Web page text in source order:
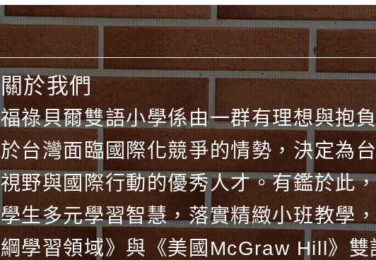
關於我們
福祿貝爾雙語小學係由一群有理想與抱
於台灣面臨國際化競爭的情勢，決定為
視野與國際行動的優秀人才。有鑑於此
學生多元學習智慧，落實精緻小班教學
綱學習領域》與《美國McGraw Hill》雙